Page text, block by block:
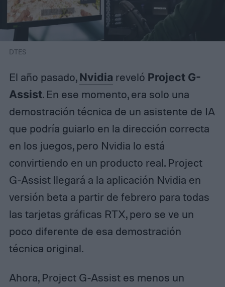
DTES
El año pasado,Nvidia reveló Project G-
Assist. En ese momento, era solo una
demostración técnica de un asistente de IA
que podría guiarlo en la dirección correcta
en los juegos, pero Nvidia lo está
convirtiendo en un producto real. Project
G-Assist llegará a la aplicación Nvidia en
versión beta a partir de febrero para todas
las tarjetas gráficas RTX, pero se ve un
poco diferente de esa demostración
técnica original.
Ahora, Project G-Assist es menos un